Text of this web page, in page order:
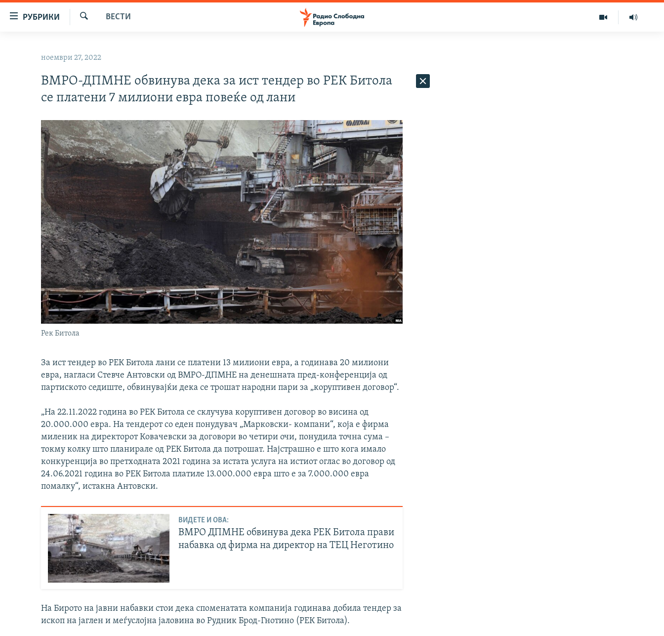
пребарување
РУБРИКИ
ВИЗУЕЛНО
ПРИЈАВИ СЕ ЗА ЊУЗЛЕТЕР
ПОДКАСТ ЗОШТО?
ВЕСТИ
ноември 27, 2022
ВМРО-ДПМНЕ обвинува дека за ист тендер во РЕК Битола
се платени 7 милиони евра повеќе од лани
Рек Битола
За ист тендер во РЕК Битола лани се платени 13 милиони евра, а годинава 20 милиони
евра, нагласи Стевче Антовски од ВМРО-ДПМНЕ на денешната пред-конференција од
партиското седиште, обвинувајќи дека се трошат народни пари за „коруптивен договор“.
„На 22.11.2022 година во РЕК Битола се склучува коруптивен договор во висина од
20.000.000 евра. На тендерот со еден понудувач „Марковски- компани“, која е фирма
миленик на директорот Ковачевски за договори во четири очи, понудила точна сума –
токму колку што планирале од РЕК Битола да потрошат. Најстрашно е што кога имало
конкуренција во претходната 2021 година за истата услуга на истиот оглас во договор од
24.06.2021 година во РЕК Битола платиле 13.000.000 евра што е за 7.000.000 евра
помалку“, истакна Антовски.
ВИДЕТЕ И ОВА:
ВМРО ДПМНЕ обвинува дека РЕК Битола прави
набавка од фирма на директор на ТЕЦ Неготино
На Бирото на јавни набавки стои дека споменатата компанија годинава добила тендер за
ископ на јаглен и меѓуслојна јаловина во Рудник Брод-Гнотино (РЕК Битола).